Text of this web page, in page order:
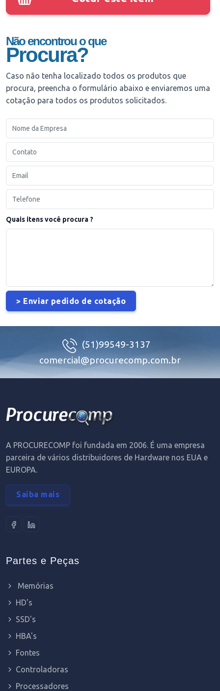
Não encontrou o que
Procura?
Caso não tenha localizado todos os produtos que
procura, preencha o formulário abaixo e enviaremos uma
cotação para todos os produtos solicitados.
Quais itens você procura ?
(51)99549-3137
comercial@procurecomp.com.br
A PROCURECOMP foi fundada em 2006. É uma empresa
parceira de vários distribuidores de Hardware nos EUA e
EUROPA.
Saiba mais
Partes e Peças
Memórias
HD's
SSD's
HBA's
Fontes
Controladoras
Processadores